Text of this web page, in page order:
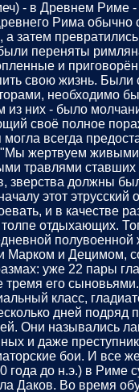
- в Древнем
Рима обычно
а затем
переняты
и
свою жизнь. Были
необходимо
них - было
своё полное
могла всегда
жертвуем
травлями
зверства должны
этот
и в качестве
отдыхающих.
и Децимом,
уже 22 пары
его
класс,
дней
Они назывались
и даже
бои. И все
года до н.э.) в
Даков. Во время